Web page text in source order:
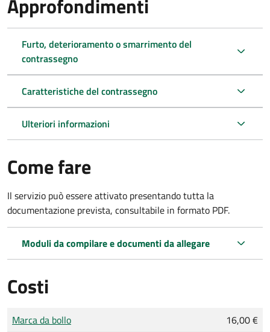
Furto, deterioramento o smarrimento del
contrassegno
Caratteristiche del contrassegno
Ulteriori informazioni
Come fare
Il servizio può essere attivato presentando tutta la
documentazione prevista, consultabile in formato PDF.
Moduli da compilare e documenti da allegare
Costi
Tipo di pagamento
Importo
Marca da bollo 16,00 €